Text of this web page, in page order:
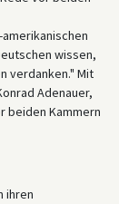
wissen,
verdanken." Mit
Adenauer,
beiden Kammern
ihren